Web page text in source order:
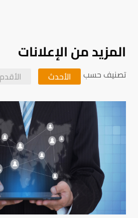
المزيد من الإعلانات
تصنيف حسب الأحدث الأقدم